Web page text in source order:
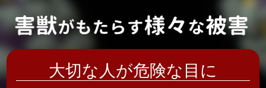
大切な人が危険な目に